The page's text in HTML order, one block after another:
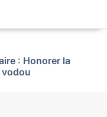
: Honorer la